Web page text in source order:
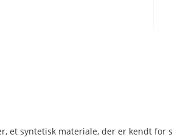
syntetisk materiale, der er kendt for